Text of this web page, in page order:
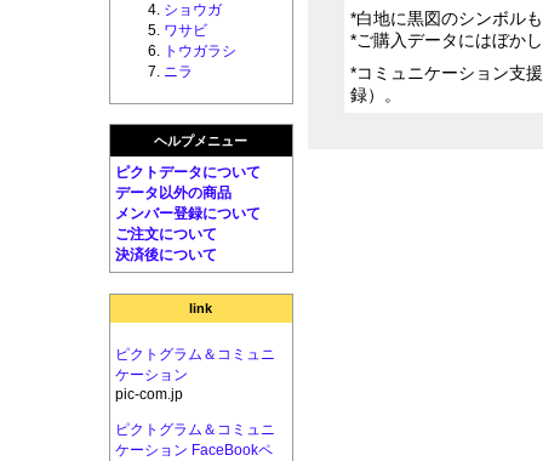
ショウガ
ワサビ
トウガラシ
ニラ
ヘルプメニュー
ピクトデータについて
データ以外の商品
メンバー登録について
ご注文について
決済後について
link
ピクトグラム＆コミュニ
ケーション
pic-com.jp
ピクトグラム＆コミュニ
ケーション FaceBookペ
*白地に黒図のシンボル
*ご購入データにはぼか
*コミュニケーション支
録）。